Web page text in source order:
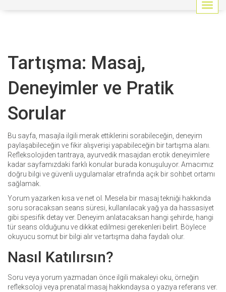
G
e
p
a
t
Tartışma: Masaj,
Deneyimler ve Pratik
Sorular
Bu sayfa, masajla ilgili merak ettiklerini sorabileceğin, deneyim
paylaşabileceğin ve fikir alışverişi yapabileceğin bir tartışma alanı.
Refleksolojiden tantraya, ayurvedik masajdan erotik deneyimlere
kadar sayfamızdaki farklı konular burada konuşuluyor. Amacımız
doğru bilgi ve güvenli uygulamalar etrafında açık bir sohbet ortamı
sağlamak.
Yorum yazarken kısa ve net ol. Mesela bir masaj tekniği hakkında
soru soracaksan seans süresi, kullanılacak yağ ya da hassasiyet
gibi spesifik detay ver. Deneyim anlatacaksan hangi şehirde, hangi
tür seans olduğunu ve dikkat edilmesi gerekenleri belirt. Böylece
okuyucu somut bir bilgi alır ve tartışma daha faydalı olur.
Nasıl Katılırsın?
Soru veya yorum yazmadan önce ilgili makaleyi oku, örneğin
refleksoloji veya prenatal masaj hakkındaysa o yazıya referans ver.